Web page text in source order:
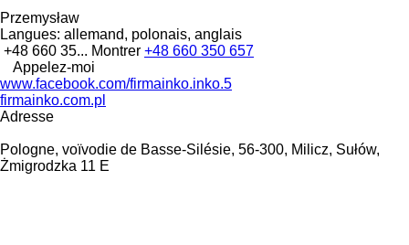
Przemysław
Langues: allemand, polonais, anglais
+48 660 35... Montrer +48 660 350 657
Appelez-moi
www.facebook.com/firmainko.inko.5
firmainko.com.pl
Adresse
Pologne, voïvodie de Basse-Silésie, 56-300, Milicz, Sułów,
Żmigrodzka 11 E